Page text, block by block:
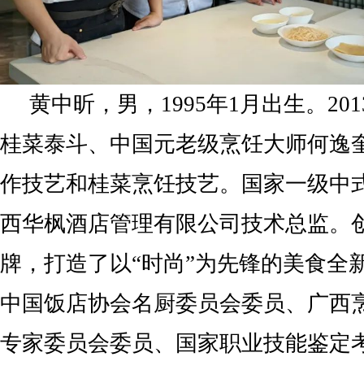
黄中昕，男，1995年1月出生。
桂菜泰斗、中国元老级烹饪大师何逸
作技艺和桂菜烹饪技艺。国家一级中
西华枫酒店管理有限公司技术总监。
牌，打造了以“时尚”为先锋的美食全
中国饭店协会名厨委员会委员、广西
专家委员会委员、国家职业技能鉴定